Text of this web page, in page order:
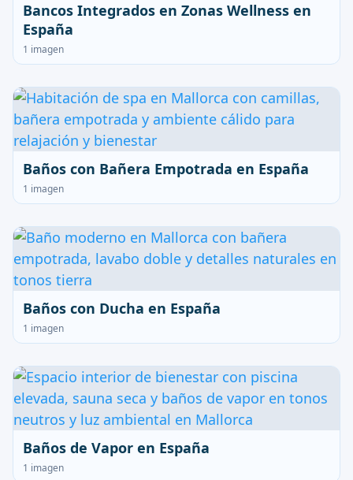
Bancos Integrados en Zonas Wellness en
España
1 imagen
Baños con Bañera Empotrada en España
1 imagen
Baños con Ducha en España
1 imagen
Baños de Vapor en España
1 imagen